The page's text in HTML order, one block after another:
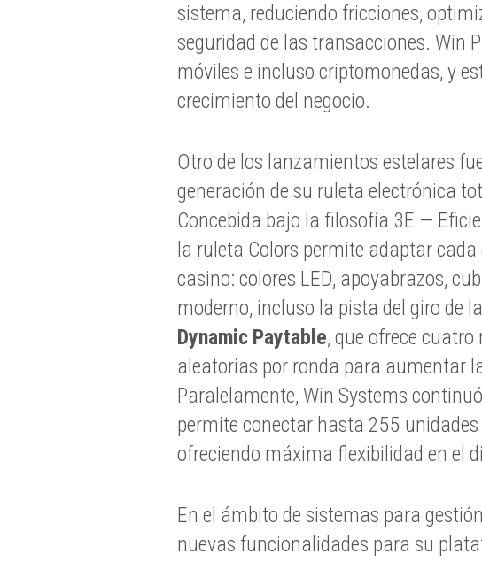
sistema, reduciendo fricciones,
seguridad de las transacciones. Win
móviles e incluso criptomonedas, y
crecimiento del negocio.
Otro de los lanzamientos estelares
generación de su ruleta electrónica
Concebida bajo la filosofía 3E —
la ruleta Colors permite adaptar
casino: colores LED, apoyabrazos,
moderno, incluso la pista del giro de
Dynamic Paytable, que ofrece
aleatorias por ronda para aumentar
Paralelamente, Win Systems
permite conectar hasta 255
ofreciendo máxima flexibilidad en el
En el ámbito de sistemas para
nuevas funcionalidades para su